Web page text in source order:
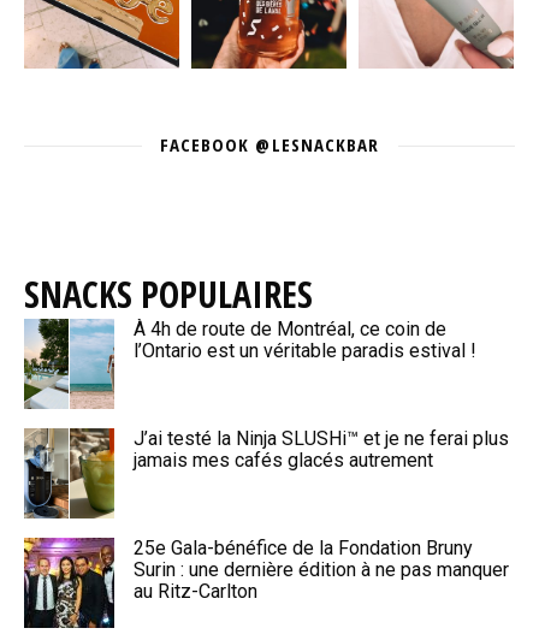
FACEBOOK @LESNACKBAR
SNACKS POPULAIRES
À 4h de route de Montréal, ce coin de
l’Ontario est un véritable paradis estival !
J’ai testé la Ninja SLUSHi™ et je ne ferai plus
jamais mes cafés glacés autrement
25e Gala-bénéfice de la Fondation Bruny
Surin : une dernière édition à ne pas manquer
au Ritz-Carlton